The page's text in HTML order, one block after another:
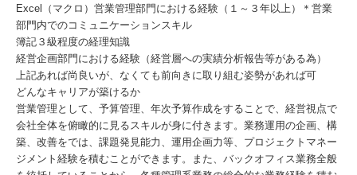
Excel（マクロ）営業管理部門における経験（１～３年以上）＊営業
部門内でのコミュニケーションスキル
簿記３級程度の経理知識
経営企画部門における経験（経営層への実績分析報告等がある為）
上記あれば尚良いが、なくても前向きに取り組む姿勢があれば可
どんなキャリアが築けるか
営業管理として、予算管理、年次予算作成をすることで、経営視点で
会社全体を俯瞰的に見るスキルが身に付きます。業務運用の企画、構
築、改善をでは、課題発見能力、運用企画力等、プロジェクトマネー
ジメント経験を積むことができます。また、バックオフィス業務全般